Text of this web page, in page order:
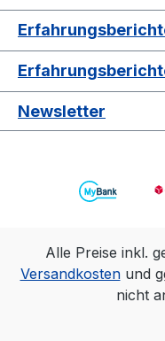
Newsletter
Alle Preise inkl.
Versandkostenund
nicht